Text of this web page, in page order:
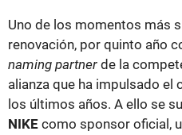
Uno de los momentos más
renovación, por quinto año
naming partner de la
alianza que ha impulsado el
los últimos años. A ello se
NIKE como sponsor oficial,